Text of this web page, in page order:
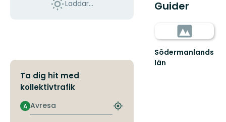
Laddar...
Ta dig hit med
kollektivtrafik
Avresa
A
Hitta
Guider
Södermanlands
län